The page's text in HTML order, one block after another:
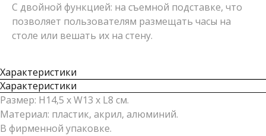
С двойной функцией: на съемной подставке, что
позволяет пользователям размещать часы на
столе или вешать их на стену.
Характеристики
Характеристики
Размер: H14,5 x W13 x L8 см.
Материал: пластик, акрил, алюминий.
В фирменной упаковке.